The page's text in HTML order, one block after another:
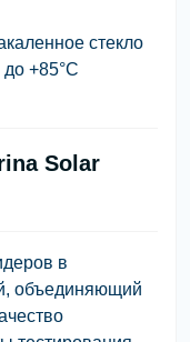
стекло
+85°C
Solar
в
объединяющий